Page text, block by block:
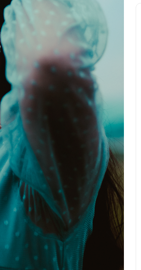
Conseils en Rachat de Crédit
Les étapes à suivre pour
réussir son rachat de crédit
en étant retraité et fiché
FICP
27 novembre 2024